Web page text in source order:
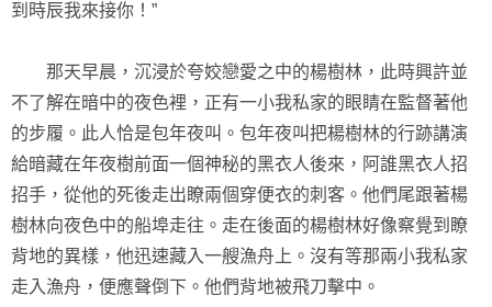
到時辰我來接你！”
那天早晨，沉浸於夸姣戀愛之中的楊樹林，此時興許並
不了解在暗中的夜色裡，正有一小我私家的眼睛在監督著他
的步履。此人恰是包年夜叫。包年夜叫把楊樹林的行跡講演
給暗藏在年夜樹前面一個神秘的黑衣人後來，阿誰黑衣人招
招手，從他的死後走出瞭兩個穿便衣的刺客。他們尾跟著楊
樹林向夜色中的船埠走往。走在後面的楊樹林好像察覺到瞭
背地的異樣，他迅速藏入一艘漁舟上。沒有等那兩小我私家
走入漁舟，便應聲倒下。他們背地被飛刀擊中。